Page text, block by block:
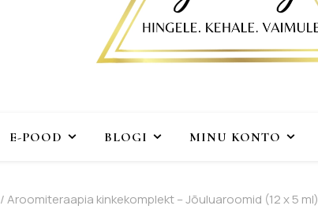
E-POOD BLOGI MINU KONTO
/ Aroomiteraapia kinkekomplekt – Jõuluaroomid (12 x 5 ml)